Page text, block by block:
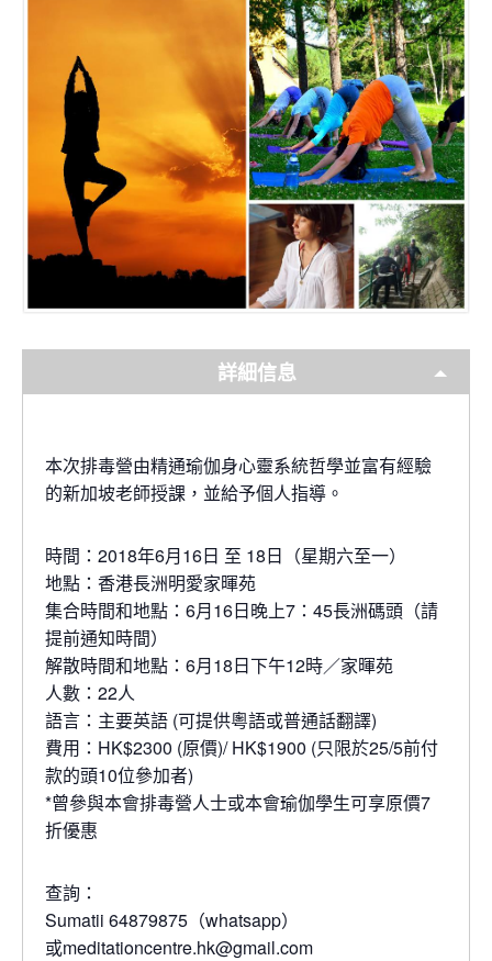
詳細信息
本次排毒營由精通瑜伽身心靈系統哲學並富有經驗
的新加坡老師授課，並給予個人指導。
時間：2018年6月16日 至 18日（星期六至一）
地點：香港長洲明愛家暉苑
集合時間和地點：6月16日晚上7：45長洲碼頭（請
提前通知時間）
解散時間和地點：6月18日下午12時／家暉苑
人數：22人
語言：主要英語 (可提供粵語或普通話翻譯)
費用：HK$2300 (原價)/ HK$1900 (只限於25/5前付
款的頭10位參加者)
*曾參與本會排毒營人士或本會瑜伽學生可享原價7
折優惠
查詢：
Sumatii 64879875（whatsapp）
或meditationcentre.hk@gmail.com